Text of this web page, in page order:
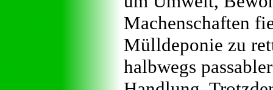
Machenschaften
Mülldeponie zu
halbwegs